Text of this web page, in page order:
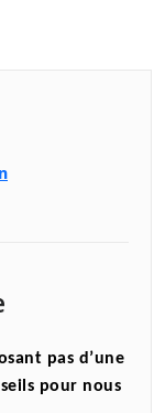
pas d’une
pour nous